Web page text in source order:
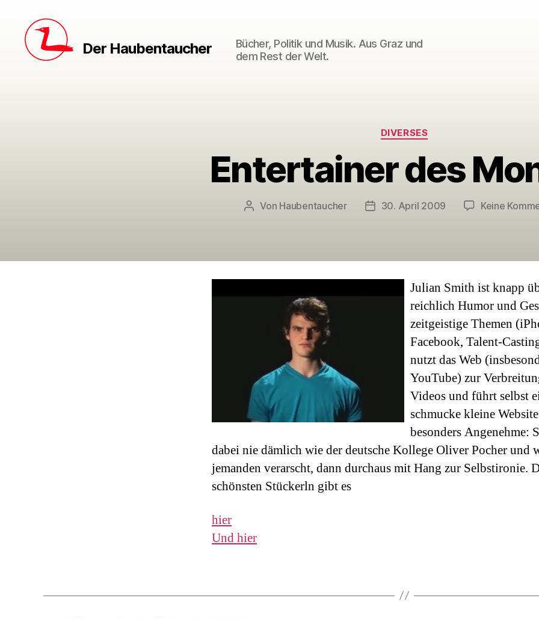
Der Haubentaucher
Bücher, Politik und Musik. Aus Graz und
dem Rest der Welt.
Kategorien
DIVERSES
Entertainer des
Beitragsautor
Von Haubentaucher Veröffentlichungsdatum
30. April 2009 Keine
Julian Smith ist knapp
reichlich Humor und
zeitgeistige Themen
Facebook, Talent-
nutzt das Web
YouTube) zur
Videos und führt selbst
schmucke kleine
besonders Angenehme:
dabei nie dämlich wie der deutsche Kollege Oliver Pocher und
jemanden verarscht, dann durchaus mit Hang zur Selbstironie.
schönsten Stückerln gibt es
hier
Und hier